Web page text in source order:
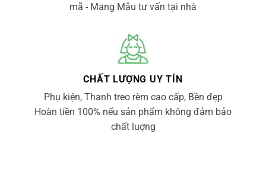
mã - Mang Mẫu tư vấn tại nhà
CHẤT LƯỢNG UY TÍN
Phụ kiện, Thanh treo rèm cao cấp, Bền đẹp
Hoàn tiền 100% nếu sản phẩm không đảm bảo
chất luợng